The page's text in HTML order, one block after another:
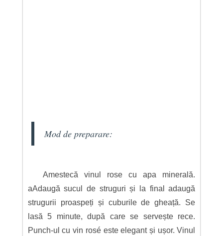
Mod de preparare:
Amestecă vinul rose cu apa minerală.
aAdaugă sucul de struguri și la final adaugă
strugurii proaspeți și cuburile de gheață. Se
lasă 5 minute, după care se servește rece.
Punch-ul cu vin rosé este elegant și ușor. Vinul